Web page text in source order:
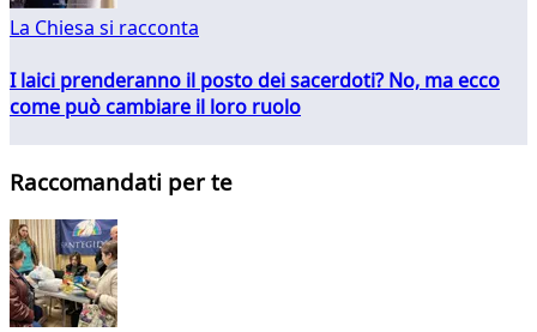
La Chiesa si racconta
I laici prenderanno il posto dei sacerdoti? No, ma ecco
come può cambiare il loro ruolo
Raccomandati per te